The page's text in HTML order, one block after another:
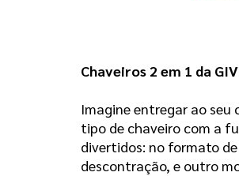
Chaveiros 2 em 1 da
Imagine entregar ao seu
tipo de chaveiro com a
divertidos: no formato
descontração, e outro